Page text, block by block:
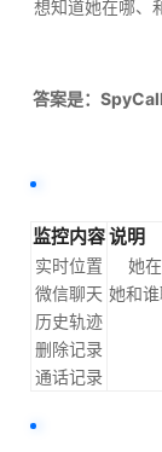
想知道她在哪、
答案是：
监控内容说明
实时位置
她
微信聊天 她和
历史轨迹
删除记录
通话记录